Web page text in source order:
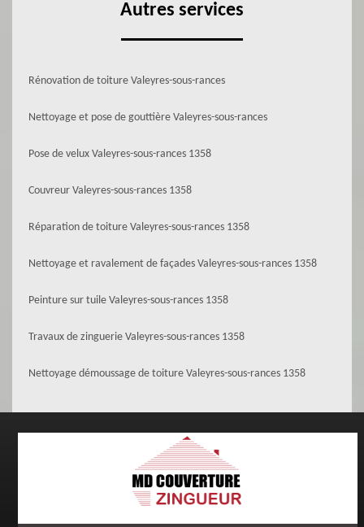
Autres services
Rénovation de toiture Valeyres-sous-rances
Nettoyage et pose de gouttière Valeyres-sous-rances
Pose de velux Valeyres-sous-rances 1358
Couvreur Valeyres-sous-rances 1358
Réparation de toiture Valeyres-sous-rances 1358
Nettoyage et ravalement de façades Valeyres-sous-rances 1358
Peinture sur tuile Valeyres-sous-rances 1358
Travaux de zinguerie Valeyres-sous-rances 1358
Nettoyage démoussage de toiture Valeyres-sous-rances 1358